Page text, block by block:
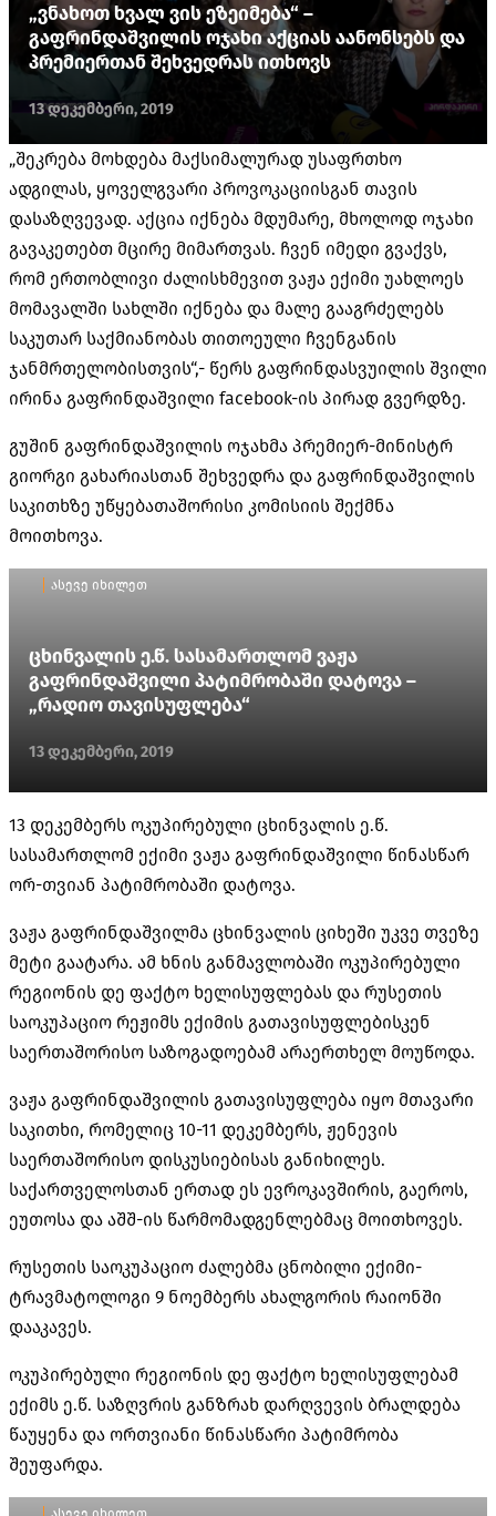
„ვნახოთ ხვალ ვის ეზეიმება“ –
გაფრინდაშვილის ოჯახი აქციას აანონსებს და
პრემიერთან შეხვედრას ითხოვს
13 დეკემბერი, 2019
„შეკრება მოხდება მაქსიმალურად უსაფრთხო
ადგილას, ყოველგვარი პროვოკაციისგან თავის
დასაზღვევად. აქცია იქნება მდუმარე, მხოლოდ ოჯახი
გავაკეთებთ მცირე მიმართვას. ჩვენ იმედი გვაქვს,
რომ ერთობლივი ძალისხმევით ვაჟა ექიმი უახლოეს
მომავალში სახლში იქნება და მალე გააგრძელებს
საკუთარ საქმიანობას თითოეული ჩვენგანის
ჯანმრთელობისთვის“,- წერს გაფრინდასვუილის შვილი
ირინა გაფრინდაშვილი facebook-ის პირად გვერდზე.
გუშინ გაფრინდაშვილის ოჯახმა პრემიერ-მინისტრ
გიორგი გახარიასთან შეხვედრა და გაფრინდაშვილის
საკითხზე უწყებათაშორისი კომისიის შექმნა
მოითხოვა.
ასევე იხილეთ
ცხინვალის ე.წ. სასამართლომ ვაჟა
გაფრინდაშვილი პატიმრობაში დატოვა –
„რადიო თავისუფლება“
13 დეკემბერი, 2019
13 დეკემბერს ოკუპირებული ცხინვალის ე.წ.
სასამართლომ ექიმი ვაჟა გაფრინდაშვილი წინასწარ
ორ-თვიან პატიმრობაში დატოვა.
ვაჟა გაფრინდაშვილმა ცხინვალის ციხეში უკვე თვეზე
მეტი გაატარა. ამ ხნის განმავლობაში ოკუპირებული
რეგიონის დე ფაქტო ხელისუფლებას და რუსეთის
საოკუპაციო რეჟიმს ექიმის გათავისუფლებისკენ
საერთაშორისო საზოგადოებამ არაერთხელ მოუწოდა.
ვაჟა გაფრინდაშვილის გათავისუფლება იყო მთავარი
საკითხი, რომელიც 10-11 დეკემბერს, ჟენევის
საერთაშორისო დისკუსიებისას განიხილეს.
საქართველოსთან ერთად ეს ევროკავშირის, გაეროს,
ეუთოსა და აშშ-ის წარმომადგენლებმაც მოითხოვეს.
რუსეთის საოკუპაციო ძალებმა ცნობილი ექიმი-
ტრავმატოლოგი 9 ნოემბერს ახალგორის რაიონში
დააკავეს.
ოკუპირებული რეგიონის დე ფაქტო ხელისუფლებამ
ექიმს ე.წ. საზღვრის განზრახ დარღვევის ბრალდება
წაუყენა და ორთვიანი წინასწარი პატიმრობა
შეუფარდა.